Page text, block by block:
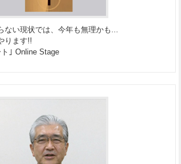
ない現状では、今年も無理かも...
ります!!
ト｣ Online Stage